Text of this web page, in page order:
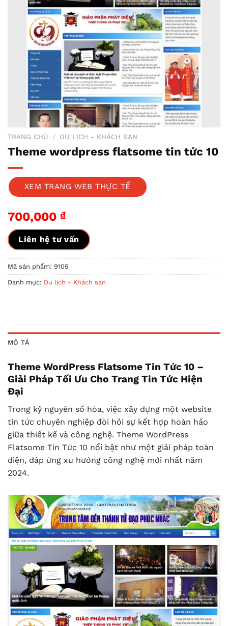
TRANG CHỦ / DU LỊCH - KHÁCH SẠN
Theme wordpress flatsome tin tức 10
XEM TRANG WEB THỰC TẾ
700,000 ₫
Liên hệ tư vấn
Mã sản phẩm: 9105
Danh mục: Du lịch - Khách sạn
MÔ TẢ
Theme WordPress Flatsome Tin Tức 10 –
Giải Pháp Tối Ưu Cho Trang Tin Tức Hiện
Đại
Trong kỷ nguyên số hóa, việc xây dựng một website
tin tức chuyên nghiệp đòi hỏi sự kết hợp hoàn hảo
giữa thiết kế và công nghệ. Theme WordPress
Flatsome Tin Tức 10 nổi bật như một giải pháp toàn
diện, đáp ứng xu hướng công nghệ mới nhất năm
2024.